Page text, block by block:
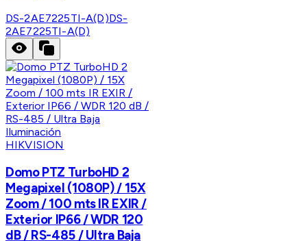
DS-2AE7225TI-A(D)DS-
2AE7225TI-A(D)
HIKVISION
Domo PTZ TurboHD 2
Megapixel (1080P) / 15X
Zoom / 100 mts IR EXIR /
Exterior IP66 / WDR 120
dB / RS-485 / Ultra Baja